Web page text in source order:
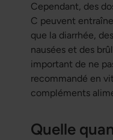
Cependant, des
C peuvent
que la diarrhée,
nausées et des
important de ne
recommandé en
compléments
Quelle